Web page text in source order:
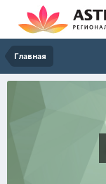
Главная